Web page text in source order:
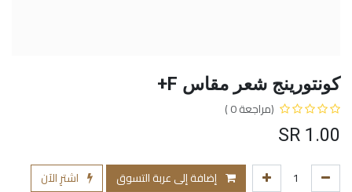
كونتورينج شعر مقاس F+
(مراجعة 0 )
1.00
إضافة إلى عربة التسوق
اشترِ الآن